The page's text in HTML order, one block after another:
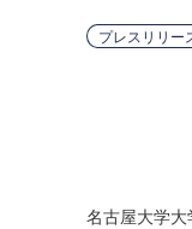
プレスリリ
名古屋大学